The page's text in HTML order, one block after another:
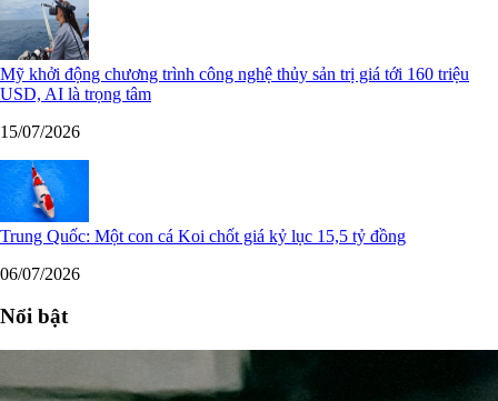
Mỹ khởi động chương trình công nghệ thủy sản trị giá tới 160 triệu
USD, AI là trọng tâm
15/07/2026
Trung Quốc: Một con cá Koi chốt giá kỷ lục 15,5 tỷ đồng
06/07/2026
Nổi bật